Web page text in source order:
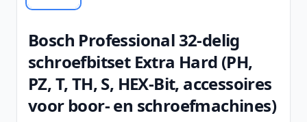
Bosch Professional 32-delig
schroefbitset Extra Hard (PH,
PZ, T, TH, S, HEX-Bit, accessoires
voor boor- en schroefmachines)